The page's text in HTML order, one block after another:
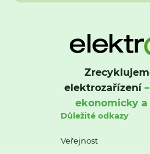
elektrozařízení
ekonomicky
Důležité odkazy
Veřejnost